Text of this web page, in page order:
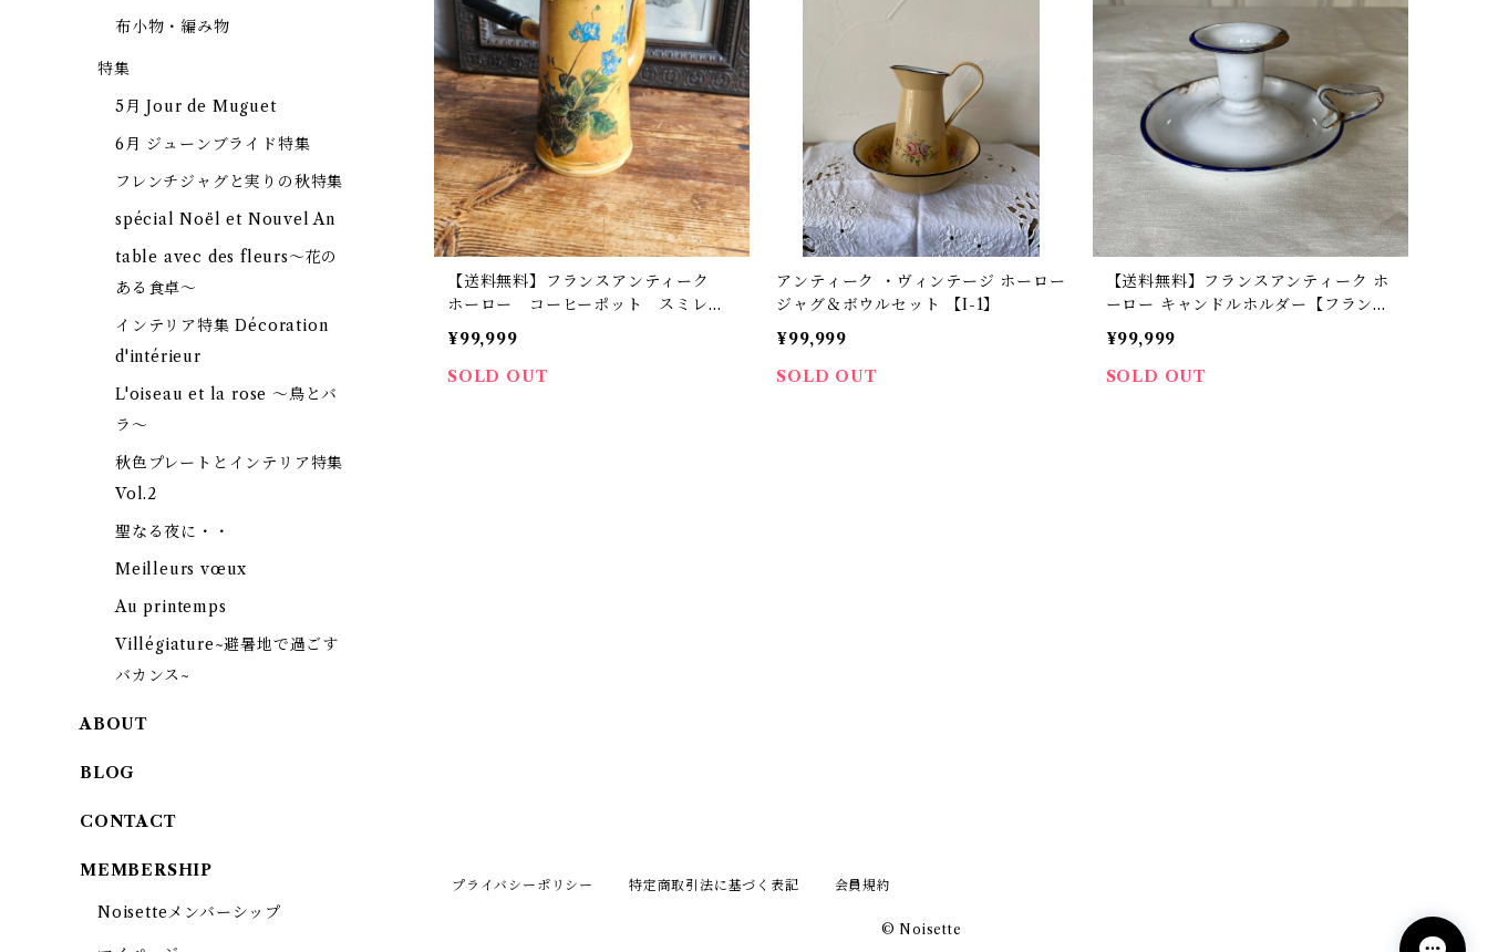
【送料無料】フランスアンティーク
ホーロー コーヒーポット スミレ
レクト品】
¥99,999
SOLD OUT
アンティーク ・ヴィンテージ ホーロー
ジャグ＆ボウルセット 【I-1】
¥99,999
SOLD OUT
【送料無料】フランスアンティーク ホ
ーロー キャンドルホルダー【フランス
¥99,999
SOLD OUT
布小物・編み物
特集
5月 Jour de Muguet
6月 ジューンブライド特集
フレンチジャグと実りの秋特集
spécial Noël et Nouvel An
table avec des fleurs～花の
ある食卓～
インテリア特集 Décoration
d'intérieur
L'oiseau et la rose ～鳥とバ
ラ～
秋色プレートとインテリア特集
Vol.2
聖なる夜に・・
Meilleurs vœux
Au printemps
Villégiature~避暑地で過ごす
バカンス~
ABOUT
BLOG
CONTACT
MEMBERSHIP
Noisetteメンバーシップ
プライバシーポリシー 特定商取引法に基づく表記 会員規約
© Noisette